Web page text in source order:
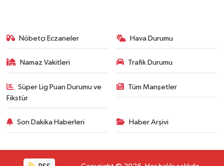
Nöbetçi Eczaneler Hava Durumu
Namaz Vakitleri Trafik Durumu
Süper Lig Puan Durumu ve
Fikstür
Tüm Manşetler
Son Dakika Haberleri Haber Arşivi